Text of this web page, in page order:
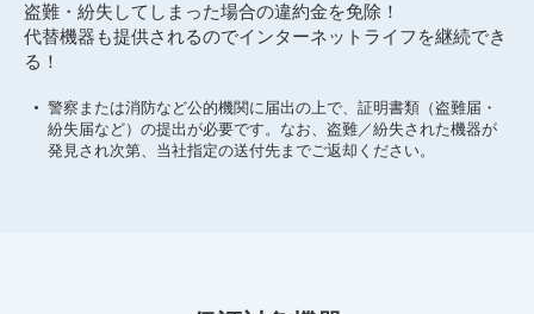
盗難・紛失してしまった場合の違約金を免除！
代替機器も提供されるのでインターネットライフを継続でき
る！
警察または消防など公的機関に届出の上で、証明書類（盗難届・
紛失届など）の提出が必要です。なお、盗難／紛失された機器が
発見され次第、当社指定の送付先までご返却ください。